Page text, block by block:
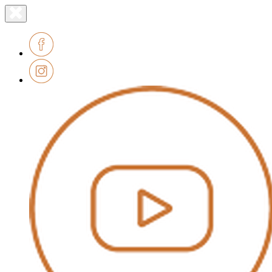
le
Lien
page
accueil